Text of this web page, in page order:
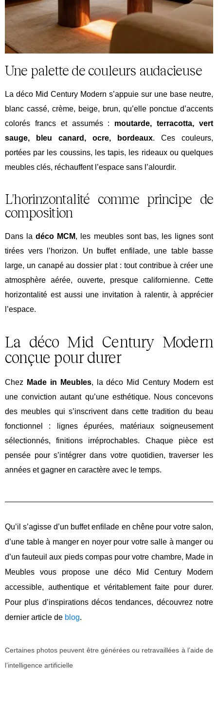
Une palette de couleurs audacieuse
La déco Mid Century Modern s’appuie sur une base neutre,
blanc cassé, crème, beige, brun, qu’elle ponctue d’accents
colorés francs et assumés : moutarde, terracotta, vert
sauge, bleu canard, ocre, bordeaux. Ces couleurs,
portées par les coussins, les tapis, les rideaux ou quelques
meubles clés, réchauffent l’espace sans l’alourdir.
L'horinzontalité comme principe de
composition
Dans ladéco MCM, les meubles sont bas, les lignes sont
tirées vers l’horizon. Un buffet enfilade, une table basse
large, un canapé au dossier plat : tout contribue à créer une
atmosphère aérée, ouverte, presque californienne. Cette
horizontalité est aussi une invitation à ralentir, à apprécier
l’espace.
La déco Mid Century Modern
conçue pour durer
Chez Made in Meubles, la déco Mid Century Modern est
une conviction autant qu’une esthétique. Nous concevons
des meubles qui s’inscrivent dans cette tradition du beau
fonctionnel : lignes épurées, matériaux soigneusement
sélectionnés, finitions irréprochables. Chaque pièce est
pensée pour s’intégrer dans votre quotidien, traverser les
années et gagner en caractère avec le temps.
Qu’il s’agisse d’un buffet enfilade en chêne pour votre salon,
d’une table à manger en noyer pour votre salle à manger ou
d’un fauteuil aux pieds compas pour votre chambre, Made in
Meubles vous propose une déco
Mid
Century Modern
accessible, authentique et véritablement faite pour durer.
Pour plus d’inspirations décos tendances, découvrez notre
dernier article de blog.
Certaines photos peuvent être générées ou retravaillées à l’aide de
l’intelligence artificielle